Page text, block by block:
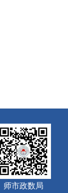
师市政数局